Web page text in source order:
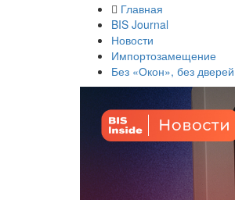
Главная
BIS Journal
Новости
Импортозамещение
Без «Окон», без